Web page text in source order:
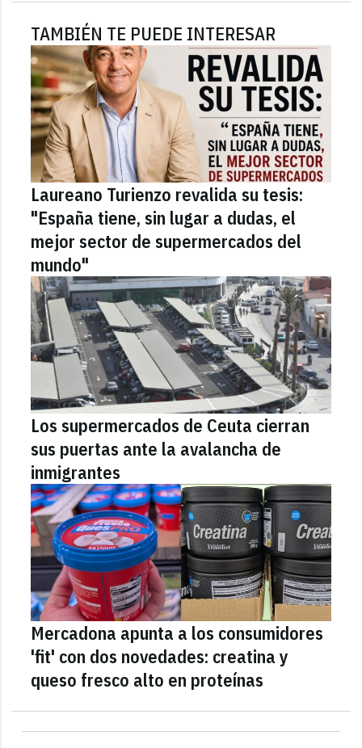
TAMBIÉN TE PUEDE INTERESAR
Laureano Turienzo revalida su tesis:
"España tiene, sin lugar a dudas, el
mejor sector de supermercados del
mundo"
Los supermercados de Ceuta cierran
sus puertas ante la avalancha de
inmigrantes
Mercadona apunta a los consumidores
'fit' con dos novedades: creatina y
queso fresco alto en proteínas